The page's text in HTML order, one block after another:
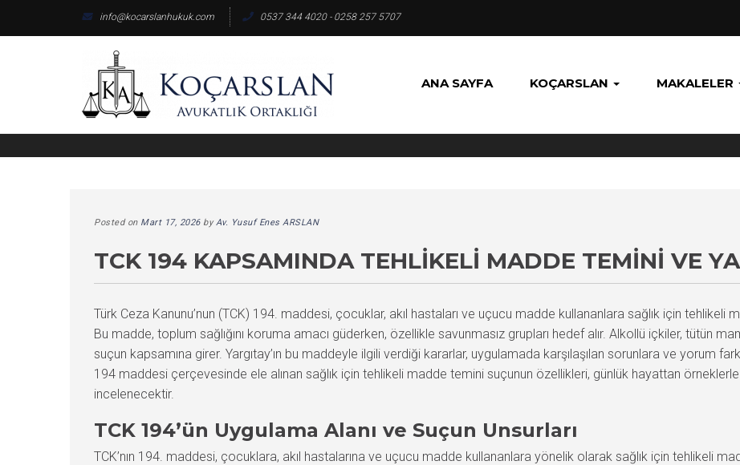
info@kocarslanhukuk.com 0537 344 4020 - 0258 257 5707
ANA SAYFA KOÇARSLAN MAKALELER
Posted on Mart 17, 2026byAv. Yusuf Enes ARSLAN
TCK 194 KAPSAMINDA TEHLIKELI MADDE TEMINI VE
Türk Ceza Kanunu’nun (TCK) 194. maddesi, çocuklar, akıl hastaları ve uçucu madde kullananlara sağlık için
Bu madde, toplum sağlığını koruma amacı güderken, özellikle savunmasız grupları hedef alır. Alkollü içkiler, tütün
suçun kapsamına girer. Yargıtay’ın bu maddeyle ilgili verdiği kararlar, uygulamada karşılaşılan sorunlara ve yorum
194 maddesi çerçevesinde ele alınan sağlık için tehlikeli madde temini suçunun özellikleri, günlük hayattan örneklerle
incelenecektir.
TCK 194’ün Uygulama Alanı ve Suçun Unsurları
TCK’nın 194. maddesi, çocuklara, akıl hastalarına ve uçucu madde kullananlara yönelik olarak sağlık için tehlikeli